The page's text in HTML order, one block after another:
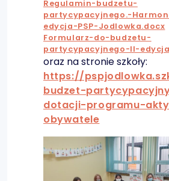
Regulamin-budzetu-
partycypacyjnego.-
edycja-PSP-Jodlowka.docx
Formularz-do-budzetu-
partycypacyjnego-II-edycja
oraz na stronie szkoły:
https://
budzet-
dotacji-programu-
obywatele